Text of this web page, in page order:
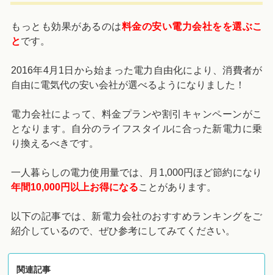
もっとも効果があるのは料金の安い電力会社をを選ぶこ
とです。
2016年4月1日から始まった電力自由化により、消費者が
自由に電気代の安い会社が選べるようになりました！
電力会社によって、料金プランや割引キャンペーンがこ
となります。自分のライフスタイルに合った新電力に乗
り換えるべきです。
一人暮らしの電力使用量では、月1,000円ほど節約になり
年間10,000円以上お得になることがあります。
以下の記事では、新電力会社のおすすめランキングをご
紹介しているので、ぜひ参考にしてみてください。
関連記事